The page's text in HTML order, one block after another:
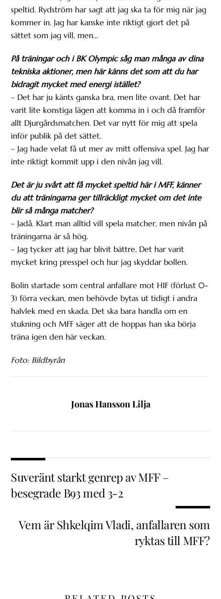
speltid. Rydström har sagt att jag ska ta för mig när jag
kommer in. Jag har kanske inte riktigt gjort det på
sättet som jag vill, men…
På träningar och i BK Olympic såg man många av dina
tekniska aktioner, men här känns det som att du har
bidragit mycket med energi istället?
– Det har ju känts ganska bra, men lite ovant. Det har
varit lite konstiga lägen att komma in i och då framför
allt Djurgårdsmatchen. Det var nytt för mig att spela
inför publik på det sättet.
– Jag hade velat få ut mer av mitt offensiva spel. Jag har
inte riktigt kommit upp i den nivån jag vill.
Det är ju svårt att få mycket speltid här i MFF, känner
du att träningarna ger tillräckligt mycket om det inte
blir så många matcher?
– Jadå. Klart man alltid vill spela matcher, men nivån på
träningarna är så hög.
– Jag tycker att jag har blivit bättre. Det har varit
mycket kring presspel och hur jag skyddar bollen.
Bolin startade som central anfallare mot HIF (förlust 0-
3) förra veckan, men behövde bytas ut tidigt i andra
halvlek med en skada. Det ska bara handla om en
stukning och MFF säger att de hoppas han ska börja
träna igen den här veckan.
Foto: Bildbyrån
Jonas Hansson Lilja
Suveränt starkt genrep av MFF –
besegrade B93 med 3-2
Vem är Shkelqim Vladi, anfallaren som
ryktas till MFF?